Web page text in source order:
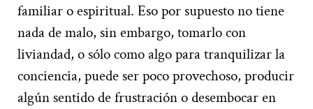
familiar o espiritual. Eso por supuesto no tiene
nada de malo, sin embargo, tomarlo con
liviandad, o sólo como algo para tranquilizar la
conciencia, puede ser poco provechoso, producir
algún sentido de frustración o desembocar en